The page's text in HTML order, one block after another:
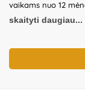
vaikams nuo 12
priežiūros. Prieš
Nenaudokite
dizainas ir spalvos
informaciją
Kozicka Sp.K, ul.
skaityti daugiau...